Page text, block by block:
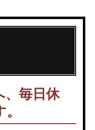
、毎日休